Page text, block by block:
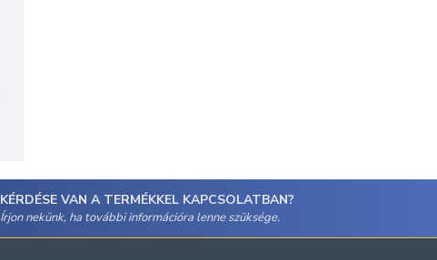
KÉRDÉSE VAN A TERMÉKKEL KAPCSOLATBAN?
Írjon nekünk, ha további információra lenne szüksége.